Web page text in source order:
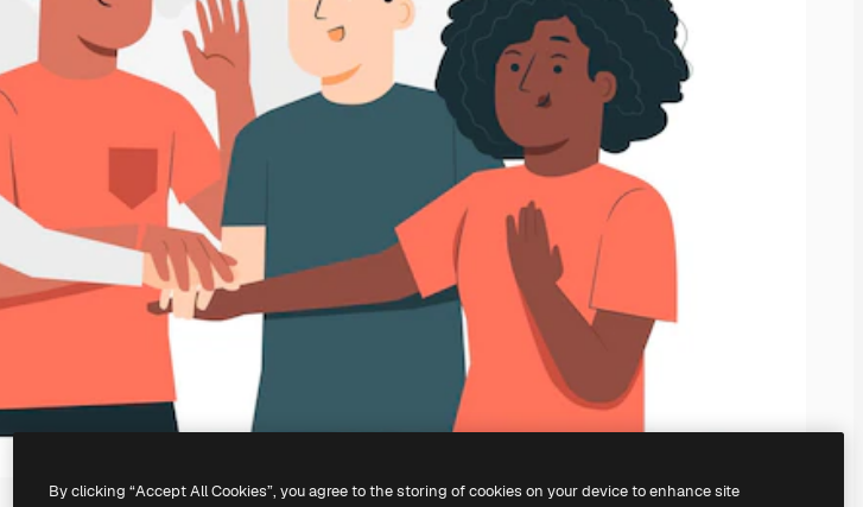
By clicking “Accept All Cookies”, you agree to the storing of cookies on your device to enhance site